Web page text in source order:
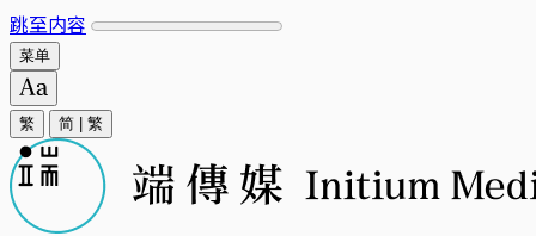
跳至内容
菜单
繁 简 繁